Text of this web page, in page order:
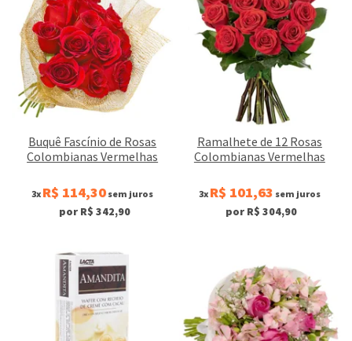
Buquê Fascínio de Rosas
Colombianas Vermelhas
3x R$ 114,30 sem juros
por R$ 342,90
Ramalhete de 12 Rosas
Colombianas Vermelhas
3x R$ 101,63 sem juros
por R$ 304,90